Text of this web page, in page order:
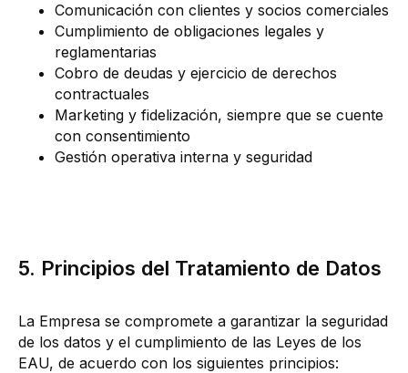
Comunicación con clientes y socios comerciales
Cumplimiento de obligaciones legales y
reglamentarias
Cobro de deudas y ejercicio de derechos
contractuales
Marketing y fidelización, siempre que se cuente
con consentimiento
Gestión operativa interna y seguridad
5. Principios del Tratamiento de Datos
La Empresa se compromete a garantizar la seguridad
de los datos y el cumplimiento de las Leyes de los
EAU, de acuerdo con los siguientes principios: